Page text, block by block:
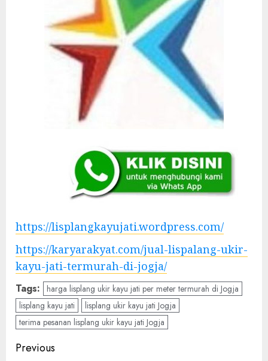
https://lisplangkayujati.wordpress.com/
https://karyarakyat.com/jual-lispalang-ukir-
kayu-jati-termurah-di-jogja/
Tags: harga lisplang ukir kayu jati per meter termurah di Jogja
lisplang kayu jati
lisplang ukir kayu jati Jogja
terima pesanan lisplang ukir kayu jati Jogja
Previous